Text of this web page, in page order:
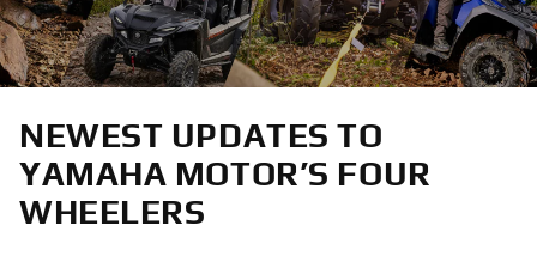
NEWEST UPDATES TO
YAMAHA MOTOR’S FOUR
WHEELERS